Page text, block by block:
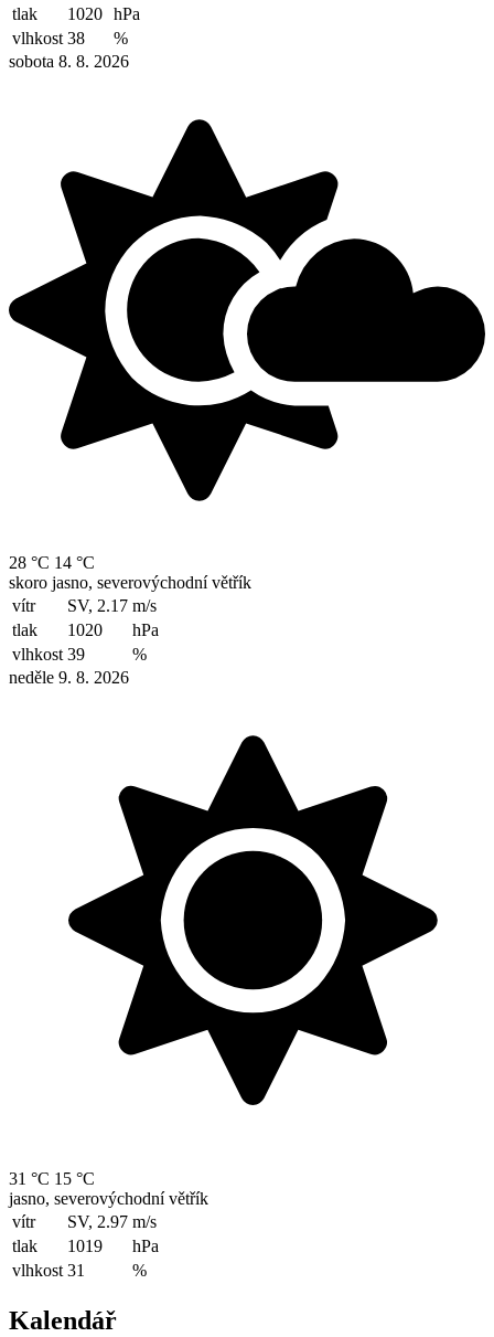
tlak 1020 hPa
vlhkost 38
%
sobota 8. 8. 2026
28 °C 14 °C
skoro jasno, severovýchodní větřík
vítr
SV, 2.17 m/s
tlak
1020
hPa
vlhkost 39
%
neděle 9. 8. 2026
31 °C 15 °C
jasno, severovýchodní větřík
vítr
SV, 2.97 m/s
tlak
1019
hPa
vlhkost 31 %
Kalendář